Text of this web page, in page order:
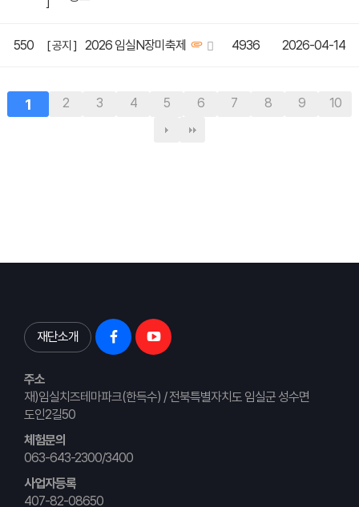
550 [ 공지 ] 2026 임실N장미축제 4936 2026-04-14
1 2 3 4 5 6 7 8 9 10
재단소개
주소
재)임실치즈테마파크(한득수) / 전북특별자치도 임실군 성수면
도인2길50
체험문의
063-643-2300/3400
사업자등록
407-82-08650